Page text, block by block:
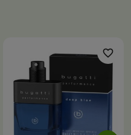
favorite_border